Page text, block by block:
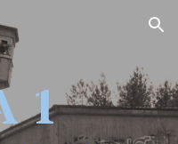
Skip to navigation
1